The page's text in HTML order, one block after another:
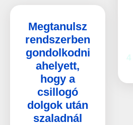
Megtanulsz
rendszerben
gondolkodni
ahelyett,
hogy a
csillogó
dolgok után
szaladnál​
4